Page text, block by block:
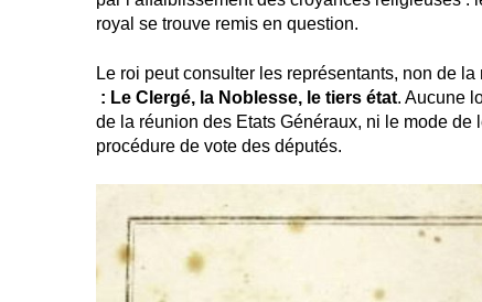
royal se trouve remis en question.
Le roi peut consulter les représentants, non de
: Le Clergé, la Noblesse, le tiers état. Aucune
de la réunion des Etats Généraux, ni le mode de
procédure de vote des députés.